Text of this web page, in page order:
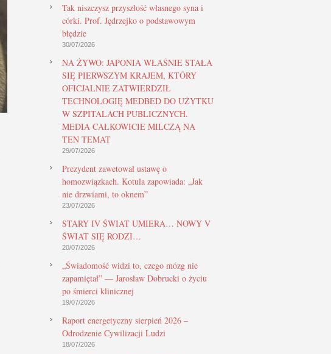
Tak niszczysz przyszłość własnego syna i
córki. Prof. Jędrzejko o podstawowym
błędzie
30/07/2026
NA ŻYWO: JAPONIA WŁAŚNIE STAŁA
SIĘ PIERWSZYM KRAJEM, KTÓRY
OFICJALNIE ZATWIERDZIŁ
TECHNOLOGIĘ MEDBED DO UŻYTKU
W SZPITALACH PUBLICZNYCH.
MEDIA CAŁKOWICIE MILCZĄ NA
TEN TEMAT
29/07/2026
Prezydent zawetował ustawę o
homozwiązkach. Kotula zapowiada: „Jak
nie drzwiami, to oknem”
23/07/2026
STARY IV ŚWIAT UMIERA… NOWY V
ŚWIAT SIĘ RODZI…
20/07/2026
„Świadomość widzi to, czego mózg nie
zapamiętał” — Jarosław Dobrucki o życiu
po śmierci klinicznej
19/07/2026
Raport energetyczny sierpień 2026 –
Odrodzenie Cywilizacji Ludzi
18/07/2026